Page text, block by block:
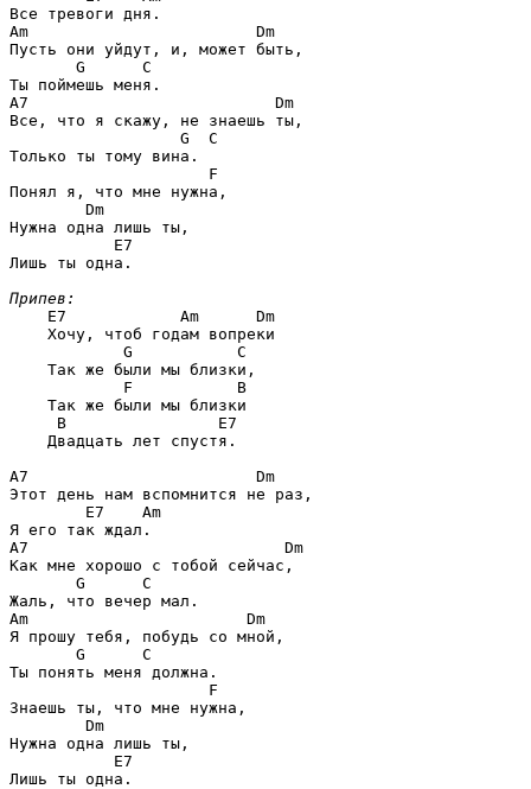
Am                        Dm
Пусть они уйдут, и, может быть,
G      C
A7                          Dm
Все, что я скажу, не знаешь ты,
G  C
Только ты тому вина.
F
Понял я, что мне нужна,
Dm
Нужна одна лишь ты,
E7
Лишь ты одна.
Припев:
E7            Am      Dm
    Хочу, чтоб годам вопреки
G           C
    Так же были мы близки,
F           B
    Так же были мы близки
B                E7
    Двадцать лет спустя.
A7                        Dm
Этот день нам вспомнится не раз,
E7    Am
A7                           Dm
Как мне хорошо с тобой сейчас,
G      C
Am                       Dm
Я прошу тебя, побудь со мной,
G      C
Ты понять меня должна.
F
Знаешь ты, что мне нужна,
Dm
Нужна одна лишь ты,
E7
Лишь ты одна.